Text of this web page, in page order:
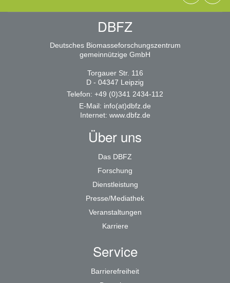
DBFZ
Deutsches Biomasseforschungszentrum
gemeinnützige GmbH
Torgauer Str. 116
D - 04347 Leipzig
Telefon: +49 (0)341 2434-112
E-Mail: info(at)dbfz.de
Internet: www.dbfz.de
Über uns
Das DBFZ
Forschung
Dienstleistung
Presse/Mediathek
Veranstaltungen
Karriere
Service
Barrierefreiheit